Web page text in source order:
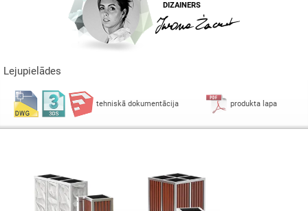
DIZAINERS
Lejupielādes
tehniskā dokumentācija produkta lapa